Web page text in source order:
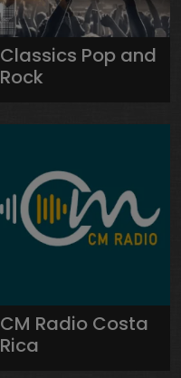
Classics Pop and
Rock
CM Radio Costa
Rica